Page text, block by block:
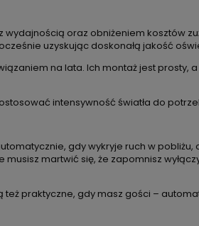
oraz obniżeniem kosztów
uzyskując doskonałą jakość
na lata. Ich montaż jest prosty,
intensywność światła do
gdy wykryje ruch w
martwić się, że zapomnisz
praktyczne, gdy masz gości –